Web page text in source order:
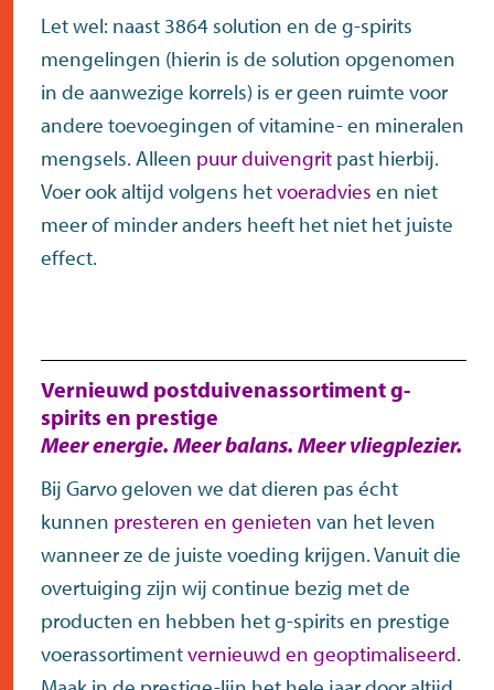
Let wel: naast 3864 solution en de g-spirits
mengelingen (hierin is de solution opgenomen
in de aanwezige korrels) is er geen ruimte voor
andere toevoegingen of vitamine- en mineralen
mengsels. Alleen puur duivengrit past hierbij.
Voer ook altijd volgens hetvoeradvies en niet
meer of minder anders heeft het niet het juiste
effect.
Vernieuwd postduivenassortiment g-
spirits en prestige
Meer energie. Meer balans. Meer vliegplezier.
Bij Garvo geloven we dat dieren pas écht
kunnen presteren en genieten van het leven
wanneer ze de juiste voeding krijgen. Vanuit die
overtuiging zijn wij continue bezig met de
producten en hebben het g-spirits en prestige
voerassortimentvernieuwd en geoptimaliseerd.